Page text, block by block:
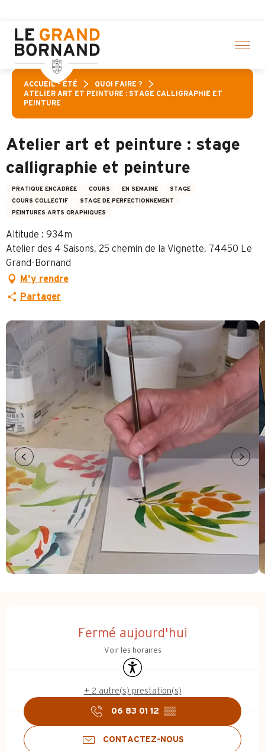
contenu
principal
ACCUEIL – ÉTÉ
QUOI FAIRE ?
ATELIER ART ET PEINTURE : STAGE CALLIGRAPHIE ET
PEINTURE
Atelier art et peinture : stage
calligraphie et peinture
PRATIQUE ENCADRÉE COURS EN SEMAINE
STAGE
COURS COLLECTIF
STAGE DE PERFECTIONNEMENT
PEINTURES ARTS GRAPHIQUES
Altitude : 934m
Atelier des 4 Saisons, 25 chemin de la Vignette, 74450 Le
Grand-Bornand
M'y rendre
Partager
Fermé aujourd'hui
Voir les horaires
Accessibilité
+ 2 autre(s) prestation(s)
06 83 01 12 ▒▒
CONTACTEZ-NOUS